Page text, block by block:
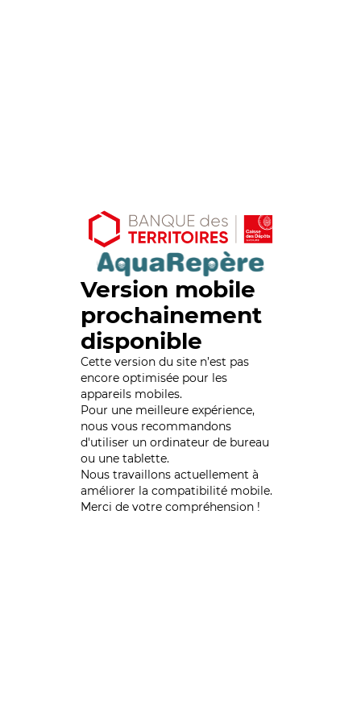
Version mobile
prochainement
disponible
Cette version du site n’est pas
encore optimisée pour les
appareils mobiles.
Pour une meilleure expérience,
nous vous recommandons
d'utiliser un ordinateur de bureau
ou une tablette.
Nous travaillons actuellement à
améliorer la compatibilité mobile.
Merci de votre compréhension !